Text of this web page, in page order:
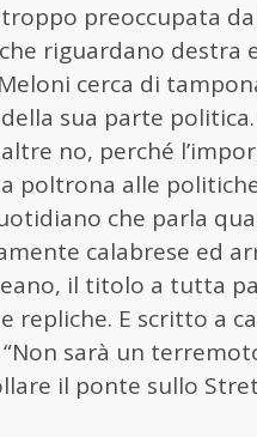
troppo preoccupata
riguardano destra
cerca di
sua parte politica.
no, perché
poltrona alle
che parla
calabrese ed
il titolo a tutta
repliche. E scritto a
sarà un
il ponte sullo